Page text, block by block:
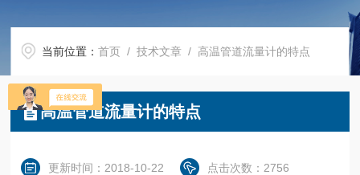
当前位置：首页 /技术文章 / 高温管道流量计的特点
高温管道流量计的特点
更新时间：2018-10-22 点击次数：2756